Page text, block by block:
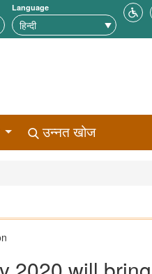
Language
उन्नत खोज